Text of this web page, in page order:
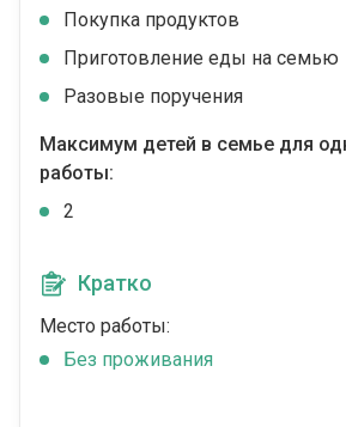
Покупка продуктов
Приготовление еды на семью
Разовые поручения
Максимум детей в семье для
работы:
2
Кратко
Место работы:
Без проживания